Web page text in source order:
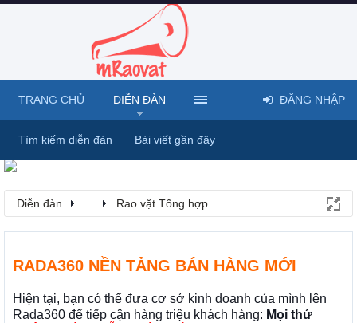
Diễn đàn Rao vặt Tổng hợp
RADA360 NỀN TẢNG BÁN HÀNG MỚI
Hiện tại, bạn có thể đưa cơ sở kinh doanh của mình lên
Rada360 để tiếp cận hàng triệu khách hàng: Mọi thứ
TRANG CHỦ DIỄN ĐÀN
Tìm kiếm diễn đàn Bài viết gần đây
ĐĂNG NHẬP